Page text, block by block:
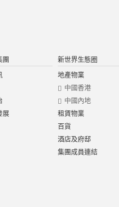
團
展
新世界生態圈
地產物業
中國香港
中國內地
租賃物業
百貨
酒店及府邸
集團成員連結